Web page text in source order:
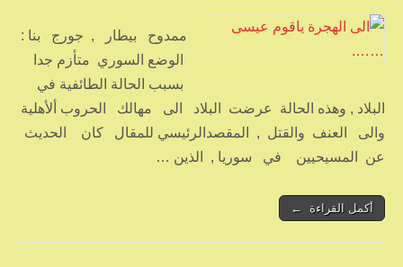
ممدوح بيطار , جورج بنا :
الوضع السوري متأزم جدا
بسبب الحالة الطائفية في
البلاد , وهذه الحالة عرضت البلاد الى مهالك الحروب ألأهلية
والى العنف والقتل , المقصدالرئيسي للمقال كان الحديث
عن المسيحيين في سوريا , الذين …
أكمل القراءة ←